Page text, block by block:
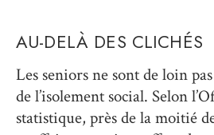
AU-DELÀ DES CLICHÉS
Les seniors ne sont de loin
de l’isolement social. Selon
statistique, près de la moitié